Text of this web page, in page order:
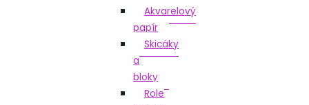
Akvarelový
papír
Skicáky
a
bloky
Role